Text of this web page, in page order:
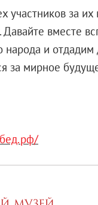
директор
и сады
дворец
сад
участников за их
Давайте вместе
народа и отдадим
за мирное